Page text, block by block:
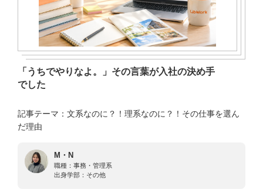
「うちでやりなよ。」その言葉が入社の決め手
でした
記事テーマ：文系なのに？！理系なのに？！その仕事を選ん
だ理由
M・N
職種： 事務・管理系
出身学部： その他